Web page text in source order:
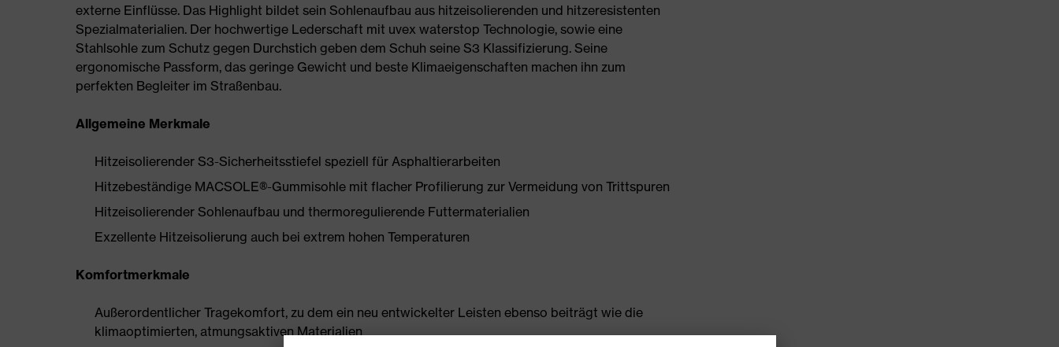
externe Einflüsse. Das Highlight bildet sein Sohlenaufbau aus hitzeisolierenden und hitzeresistenten
Spezialmaterialien. Der hochwertige Lederschaft mit uvex waterstop Technologie, sowie eine
Stahlsohle zum Schutz gegen Durchstich geben dem Schuh seine S3 Klassifizierung. Seine
ergonomische Passform, das geringe Gewicht und beste Klimaeigenschaften machen ihn zum
perfekten Begleiter im Straßenbau.
Allgemeine Merkmale
Hitzeisolierender S3-Sicherheitsstiefel speziell für Asphaltierarbeiten
Hitzebeständige MACSOLE®-Gummisohle mit flacher Profilierung zur Vermeidung von Trittspuren
Hitzeisolierender Sohlenaufbau und thermoregulierende Futtermaterialien
Exzellente Hitzeisolierung auch bei extrem hohen Temperaturen
Komfortmerkmale
Außerordentlicher Tragekomfort, zu dem ein neu entwickelter Leisten ebenso beiträgt wie die
klimaoptimierten, atmungsaktiven Materialien